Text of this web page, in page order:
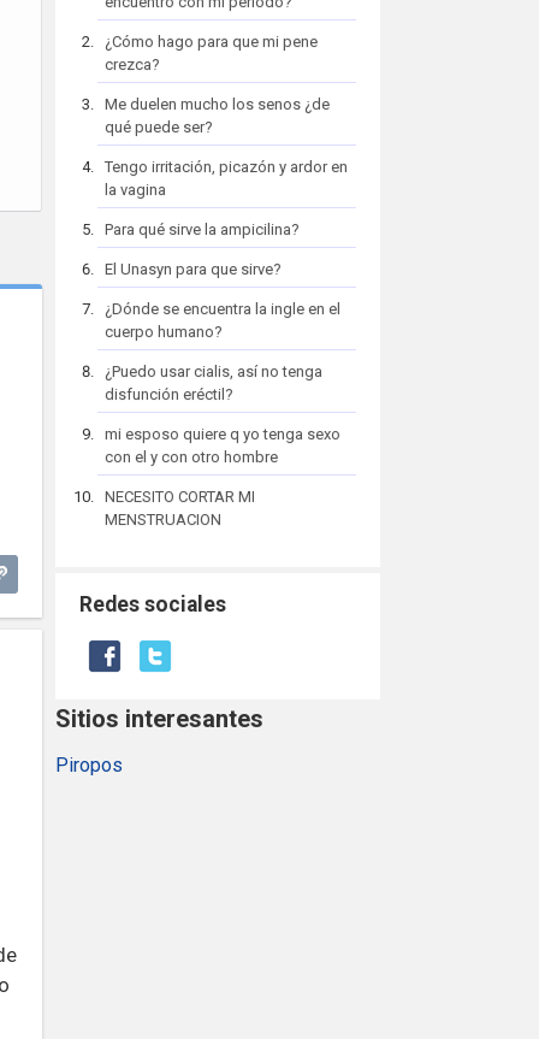
¿Cómo hago para que mi pene
crezca?
Me duelen mucho los senos ¿de
qué puede ser?
Tengo irritación, picazón y ardor en
la vagina
Para qué sirve la ampicilina?
El Unasyn para que sirve?
¿Dónde se encuentra la ingle en el
cuerpo humano?
¿Puedo usar cialis, así no tenga
disfunción eréctil?
mi esposo quiere q yo tenga sexo
con el y con otro hombre
NECESITO CORTAR MI
MENSTRUACION
Redes sociales
Sitios interesantes
Piropos